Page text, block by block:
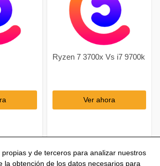
Ryzen 7 3700x Vs i7 9700k
Ver ahora
propias y de terceros para analizar nuestros
la obtención de los datos necesarios para